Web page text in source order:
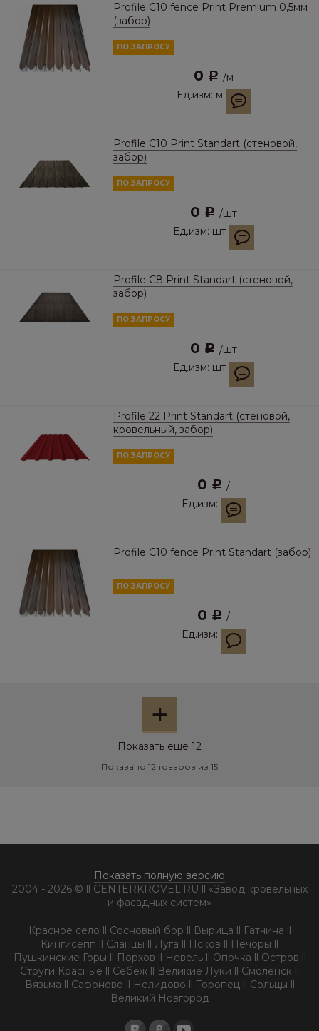
Profile С10 fence Print Premium 0,5мм
(забор)
ПО ЗАПРОСУ
0 Р /м
Ед.изм: м
Profile С10 Print Standart (стеновой,
забор)
ПО ЗАПРОСУ
0 Р /шт
Ед.изм: шт
Profile С8 Print Standart (стеновой,
забор)
ПО ЗАПРОСУ
0 Р /шт
Ед.изм: шт
Profile 22 Print Standart (стеновой,
кровельный, забор)
ПО ЗАПРОСУ
0 Р /
Ед.изм:
Profile С10 fence Print Standart (забор)
ПО ЗАПРОСУ
0 Р /
Ед.изм:
+
Показать еще 12
Показано 12 товаров из 15
Показать полную версию
2004 - 2026 © ll CENTERKROVEL.RU ll «Завод кровельных
и фасадных систем»
Красное село ll Сосновый бор ll Вырица ll Гатчина ll
Кингисепп ll Сланцы ll Луга ll Псков ll Печоры ll
Пушкинские Горы ll Порхов ll Невель ll Опочка ll Остров ll
Струги Красные ll Себеж ll Великие Луки ll Смоленск ll
Вязьма ll Сафоново ll Нелидово ll Торопец ll Сольцы ll
Великий Новгород